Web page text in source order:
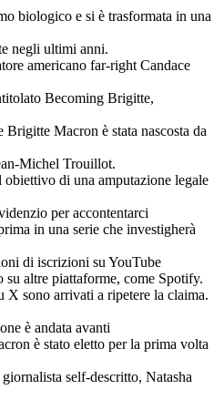
biologico e si è trasformata in una
negli ultimi anni.
americano far-right Candace
Becoming Brigitte,
Brigitte Macron è stata nascosta da
Michel Trouillot.
di una amputazione legale
per accontentarci
in una serie che investigherà
di iscrizioni su YouTube
su altre piattaforme, come Spotify.
X sono arrivati a ripetere la claima.
è andata avanti
è stato eletto per la prima volta
self-descritto, Natasha